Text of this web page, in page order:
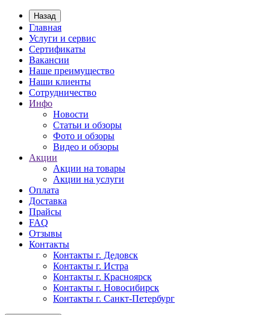
Назад
Главная
Услуги и сервис
Сертификаты
Вакансии
Наше преимущество
Наши клиенты
Сотрудничество
Инфо
Новости
Статьи и обзоры
Фото и обзоры
Видео и обзоры
Акции
Акции на товары
Акции на услуги
Оплата
Доставка
Прайсы
FAQ
Отзывы
Контакты
Контакты г. Дедовск
Контакты г. Истра
Контакты г. Красноярск
Контакты г. Новосибирск
Контакты г. Санкт-Петербург